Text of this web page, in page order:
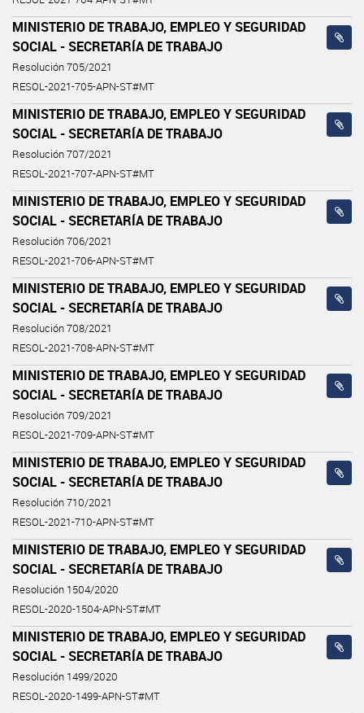
MINISTERIO DE TRABAJO, EMPLEO Y SEGURIDAD
SOCIAL - SECRETARÍA DE TRABAJO
Resolución 705/2021
RESOL-2021-705-APN-ST#MT
MINISTERIO DE TRABAJO, EMPLEO Y SEGURIDAD
SOCIAL - SECRETARÍA DE TRABAJO
Resolución 707/2021
RESOL-2021-707-APN-ST#MT
MINISTERIO DE TRABAJO, EMPLEO Y SEGURIDAD
SOCIAL - SECRETARÍA DE TRABAJO
Resolución 706/2021
RESOL-2021-706-APN-ST#MT
MINISTERIO DE TRABAJO, EMPLEO Y SEGURIDAD
SOCIAL - SECRETARÍA DE TRABAJO
Resolución 708/2021
RESOL-2021-708-APN-ST#MT
MINISTERIO DE TRABAJO, EMPLEO Y SEGURIDAD
SOCIAL - SECRETARÍA DE TRABAJO
Resolución 709/2021
RESOL-2021-709-APN-ST#MT
MINISTERIO DE TRABAJO, EMPLEO Y SEGURIDAD
SOCIAL - SECRETARÍA DE TRABAJO
Resolución 710/2021
RESOL-2021-710-APN-ST#MT
MINISTERIO DE TRABAJO, EMPLEO Y SEGURIDAD
SOCIAL - SECRETARÍA DE TRABAJO
Resolución 1504/2020
RESOL-2020-1504-APN-ST#MT
MINISTERIO DE TRABAJO, EMPLEO Y SEGURIDAD
SOCIAL - SECRETARÍA DE TRABAJO
Resolución 1499/2020
RESOL-2020-1499-APN-ST#MT